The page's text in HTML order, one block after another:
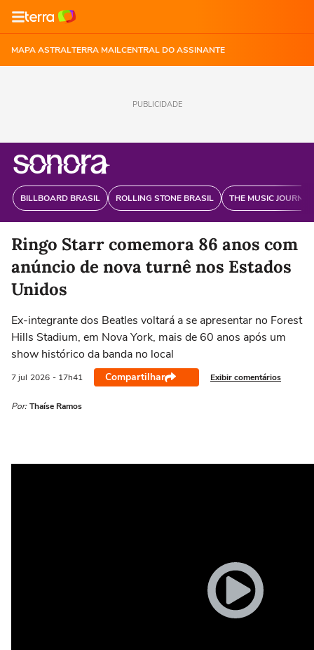
MAPA ASTRALTERRA MAILCENTRAL DO ASSINANTE
PUBLICIDADE
BILLBOARD BRASIL ROLLING STONE BRASIL THE MUSIC
Ringo Starr comemora 86 anos com
anúncio de nova turnê nos Estados
Unidos
Ex-integrante dos Beatles voltará a se apresentar no Forest
Hills Stadium, em Nova York, mais de 60 anos após um
show histórico da banda no local
7 jul 2026 - 17h41 Compartilhar Exibir comentários
Por: Thaíse Ramos